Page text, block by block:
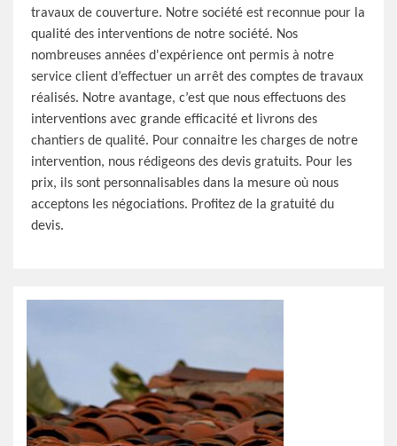
travaux de couverture. Notre société est reconnue pour la
qualité des interventions de notre société. Nos
nombreuses années d'expérience ont permis à notre
service client d’effectuer un arrêt des comptes de travaux
réalisés. Notre avantage, c’est que nous effectuons des
interventions avec grande efficacité et livrons des
chantiers de qualité. Pour connaitre les charges de notre
intervention, nous rédigeons des devis gratuits. Pour les
prix, ils sont personnalisables dans la mesure où nous
acceptons les négociations. Profitez de la gratuité du
devis.